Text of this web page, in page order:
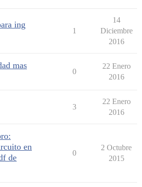
ing
1
14
Diciembre
2016
mas
0
22 Enero
2016
3
22 Enero
2016
en
de
0
2 Octubre
2015